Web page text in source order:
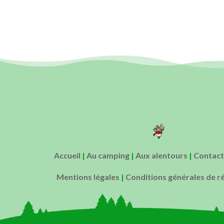
Accueil | Au camping| Aux alentours | Contact
Mentions légales | Conditions générales de